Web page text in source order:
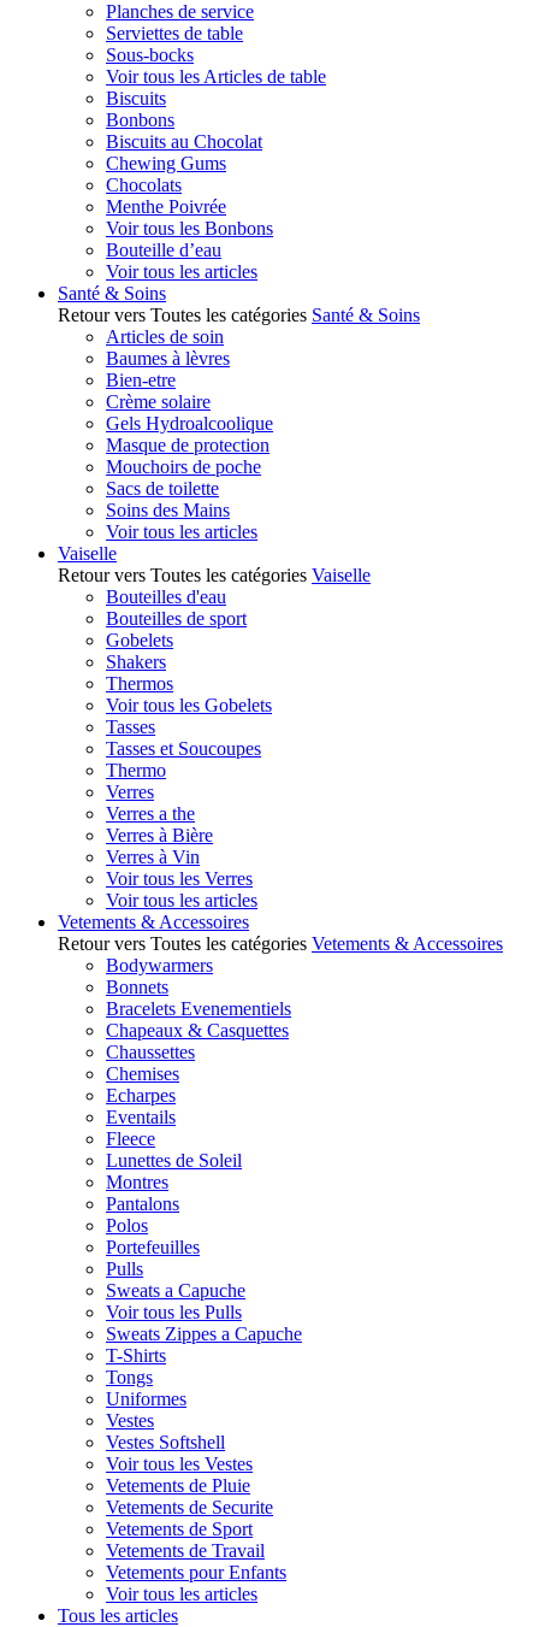
Planches de service
Serviettes de table
Sous-bocks
Voir tous les Articles de table
Biscuits
Bonbons
Biscuits au Chocolat
Chewing Gums
Chocolats
Menthe Poivrée
Voir tous les Bonbons
Bouteille d’eau
Voir tous les articles
Santé & Soins
Retour vers Toutes les catégories Santé & Soins
Articles de soin
Baumes à lèvres
Bien-etre
Crème solaire
Gels Hydroalcoolique
Masque de protection
Mouchoirs de poche
Sacs de toilette
Soins des Mains
Voir tous les articles
Vaiselle
Retour vers Toutes les catégories Vaiselle
Bouteilles d'eau
Bouteilles de sport
Gobelets
Shakers
Thermos
Voir tous les Gobelets
Tasses
Tasses et Soucoupes
Thermo
Verres
Verres a the
Verres à Bière
Verres à Vin
Voir tous les Verres
Voir tous les articles
Vetements & Accessoires
Retour vers Toutes les catégories Vetements & Accessoires
Bodywarmers
Bonnets
Bracelets Evenementiels
Chapeaux & Casquettes
Chaussettes
Chemises
Echarpes
Eventails
Fleece
Lunettes de Soleil
Montres
Pantalons
Polos
Portefeuilles
Pulls
Sweats a Capuche
Voir tous les Pulls
Sweats Zippes a Capuche
T-Shirts
Tongs
Uniformes
Vestes
Vestes Softshell
Voir tous les Vestes
Vetements de Pluie
Vetements de Securite
Vetements de Sport
Vetements de Travail
Vetements pour Enfants
Voir tous les articles
Tous les articles